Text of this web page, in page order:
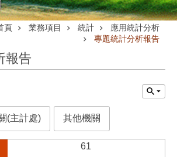
頁 業務項目 統計
應用統計分析
專題統計分析報告
報告
(主計處) 其他機關
61